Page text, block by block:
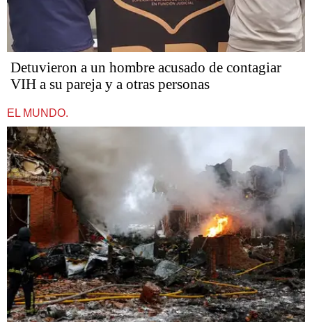
Detuvieron a un hombre acusado de contagiar
VIH a su pareja y a otras personas
EL MUNDO.